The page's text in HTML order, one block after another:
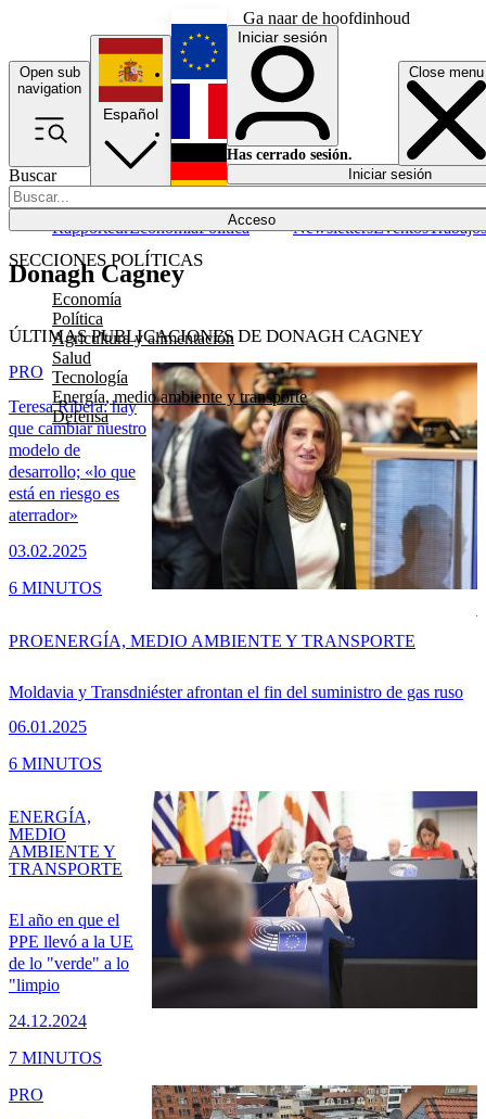
Ga naar de hoofdinhoud
Open sub
navigation
Close menu
Buscar
Acceso
SECCIONES POLÍTICAS
Economía
Política
Agricultura y alimentación
Salud
Tecnología
Energía, medio ambiente y transporte
Defensa
RapporteurEconomíaPolítica NewslettersEventosTrabajos
Español
English
Français
Iniciar sesión
Has cerrado sesión.
Iniciar sesión
Donagh Cagney
ÚLTIMAS PUBLICACIONES DE DONAGH CAGNEY
Teresa Ribera: hay
que cambiar nuestro
modelo de
desarrollo; «lo que
está en riesgo es
aterrador»
03.02.2025
PRO
6 MINUTOS
Moldavia y Transdniéster afrontan el fin del suministro de gas ruso
06.01.2025
PROENERGÍA, MEDIO AMBIENTE Y TRANSPORTE
6 MINUTOS
El año en que el
PPE llevó a la UE
de lo "verde" a lo
"limpio
24.12.2024
ENERGÍA,
MEDIO
AMBIENTE Y
TRANSPORTE
7 MINUTOS
PRO